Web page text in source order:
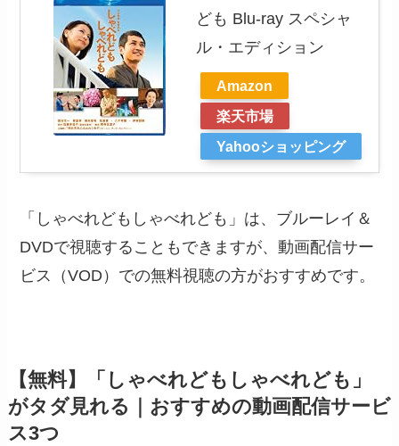
ども Blu-ray スペシャ
ル・エディション
Amazon
楽天市場
Yahooショッピング
「しゃべれどもしゃべれども」は、ブルーレイ＆
DVDで視聴することもできますが、動画配信サー
ビス（VOD）での無料視聴の方がおすすめです。
【無料】「しゃべれどもしゃべれども」
がタダ見れる｜おすすめの動画配信サービ
ス3つ